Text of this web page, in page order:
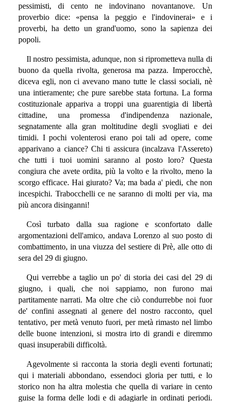
pessimisti, di cento ne indovinano novantanove. Un
proverbio dice: «pensa la peggio e l'indovinerai» e i
proverbi, ha detto un grand'uomo, sono la sapienza dei
popoli.
Il nostro pessimista, adunque, non si riprometteva nulla di
buono da quella rivolta, generosa ma pazza. Imperocchè,
diceva egli, non ci avevano mano tutte le classi sociali, nè
una intieramente; che pure sarebbe stata fortuna. La forma
costituzionale appariva a troppi una guarentigia di libertà
cittadine, una promessa d'indipendenza nazionale,
segnatamente alla gran moltitudine degli svogliati e dei
timidi. I pochi volenterosi erano poi tali ad opere, come
apparivano a ciance? Chi ti assicura (incalzava l'Assereto)
che tutti i tuoi uomini saranno al posto loro? Questa
congiura che avete ordita, più la volto e la rivolto, meno la
scorgo efficace. Hai giurato? Va; ma bada a' piedi, che non
incespichi. Trabocchelli ce ne saranno di molti per via, ma
più ancora disinganni!
Così turbato dalla sua ragione e sconfortato dalle
argomentazioni dell'amico, andava Lorenzo al suo posto di
combattimento, in una viuzza del sestiere di Prè, alle otto di
sera del 29 di giugno.
Qui verrebbe a taglio un po' di storia dei casi del 29 di
giugno, i quali, che noi sappiamo, non furono mai
partitamente narrati. Ma oltre che ciò condurrebbe noi fuor
de' confini assegnati al genere del nostro racconto, quel
tentativo, per metà venuto fuori, per metà rimasto nel limbo
delle buone intenzioni, si mostra irto di grandi e diremmo
quasi insuperabili difficoltà.
Agevolmente si racconta la storia degli eventi fortunati;
qui i materiali abbondano, essendoci gloria per tutti, e lo
storico non ha altra molestia che quella di variare in cento
guise la forma delle lodi e di adagiarle in ordinati periodi.